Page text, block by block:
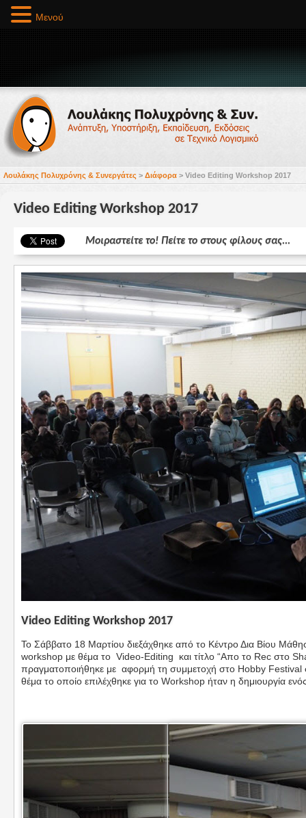
Λουλάκης Πολυχρόνης & Συνεργάτες > Διάφορα > Video Editing Workshop 2017
Video Editing Workshop 2017
Μοιραστείτε το! Πείτε το στους φίλους σας...
Video Editing Workshop 2017
To Σάββατο 18 Μαρτίου διεξάχθηκε από το Κέντρο Δια Βίου
workshop με θέμα το Video-Editing και τίτλο “Απο το Rec στο
πραγματοποιήθηκε με αφορμή τη συμμετοχή στο Hobby Festival
θέμα το οποίο επιλέχθηκε για το Workshop ήταν η δημιουργία
Μενού